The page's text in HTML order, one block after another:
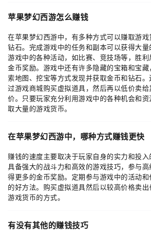
苹果梦幻西游怎么赚钱
在苹果梦幻西游中，有多种方式可以赚取游
钻石。完成游戏中的任务和副本可以获得大
游戏中的各种活动，如比赛、竞技场等，胜
金币奖励。游戏中还有许多隐藏的宝箱和宝
索地图、挖宝等方式发现并获取金币和钻石
过游戏商城购买虚拟道具，然后再以低价卖
价。只要玩家充分利用游戏中的各种机会和
取大量的游戏货币。
在苹果梦幻西游中，哪种方式赚钱更快
赚钱的速度主要取决于玩家自身的实力和投
具备强大的战斗力和高效的游戏技巧，参与
得更多的金币奖励。定期参与游戏中的活动
的好方法。购买虚拟道具然后以较高价格卖
游戏货币的方式。
有没有其他的赚钱技巧